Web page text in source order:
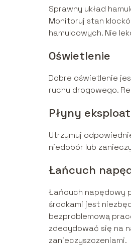
Sprawny układ
Monitoruj stan
hamulcowych. Nie
Oświetlenie
Dobre oświetlenie
ruchu drogowego.
Płyny
Utrzymuj
niedobór lub
Łańcuch
Łańcuch napędowy
środkami jest
bezproblemową
zdecydować się na
zanieczyszczeniami.